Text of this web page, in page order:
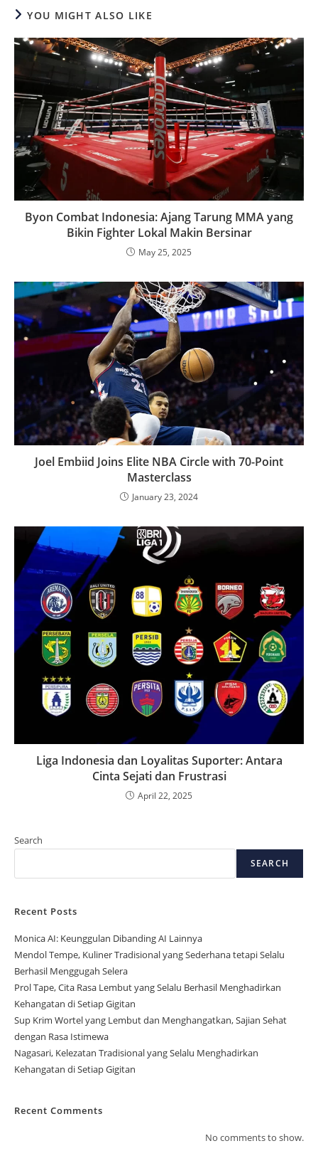
YOU MIGHT ALSO LIKE
Byon Combat Indonesia: Ajang Tarung MMA yang
Bikin Fighter Lokal Makin Bersinar
May 25, 2025
Joel Embiid Joins Elite NBA Circle with 70-Point
Masterclass
January 23, 2024
Liga Indonesia dan Loyalitas Suporter: Antara
Cinta Sejati dan Frustrasi
April 22, 2025
Search
SEARCH
Recent Posts
Monica AI: Keunggulan Dibanding AI Lainnya
Mendol Tempe, Kuliner Tradisional yang Sederhana tetapi Selalu
Berhasil Menggugah Selera
Prol Tape, Cita Rasa Lembut yang Selalu Berhasil Menghadirkan
Kehangatan di Setiap Gigitan
Sup Krim Wortel yang Lembut dan Menghangatkan, Sajian Sehat
dengan Rasa Istimewa
Nagasari, Kelezatan Tradisional yang Selalu Menghadirkan
Kehangatan di Setiap Gigitan
Recent Comments
No comments to show.